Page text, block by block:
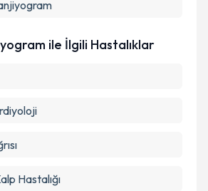
Talebini Gönder
ile İlgili Hastalıklar
Hastalığı